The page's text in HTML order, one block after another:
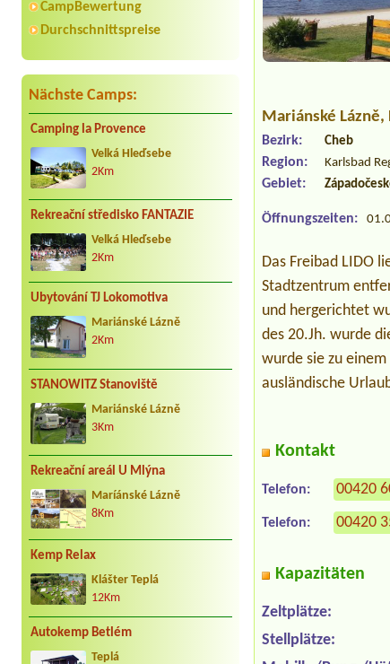
CampBewertung
Durchschnittspreise
Nächste Camps:
Camping la Provence
Velká Hleďsebe
2Km
Rekreační středisko FANTAZIE
Velká Hleďsebe
2Km
Ubytování TJ Lokomotiva
Mariánské Lázně
2Km
STANOWITZ Stanoviště
Mariánské Lázně
3Km
Rekreační areál U Mlýna
Maríánské Lázně
8Km
Kemp Relax
Klášter Teplá
12Km
Autokemp Betlém
Teplá
Mariánské Lázně,
Bezirk: Cheb
Region: Karlsbad
Gebiet:
Öffnungszeiten:
Das Freibad LIDO
Stadtzentrum
und hergerichtet
des 20.Jh. wurde
wurde sie zu
ausländische
Kontakt
Telefon: 00420
Telefon: 00420
Kapazitäten
Zeltplätze:
Stellplätze: